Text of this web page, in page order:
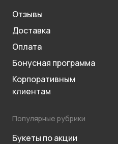
Отзывы
Доставка
Оплата
Бонусная программа
Корпоративным
клиентам
Популярные рубрики
Букеты по акции